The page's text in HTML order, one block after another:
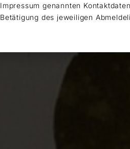
Impressum genannten
Betätigung des jeweiligen